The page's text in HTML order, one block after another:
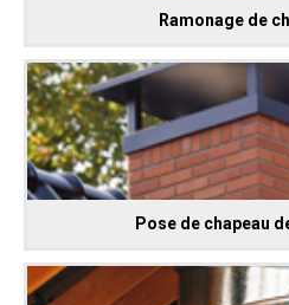
Ramonage de
Pose de chapeau